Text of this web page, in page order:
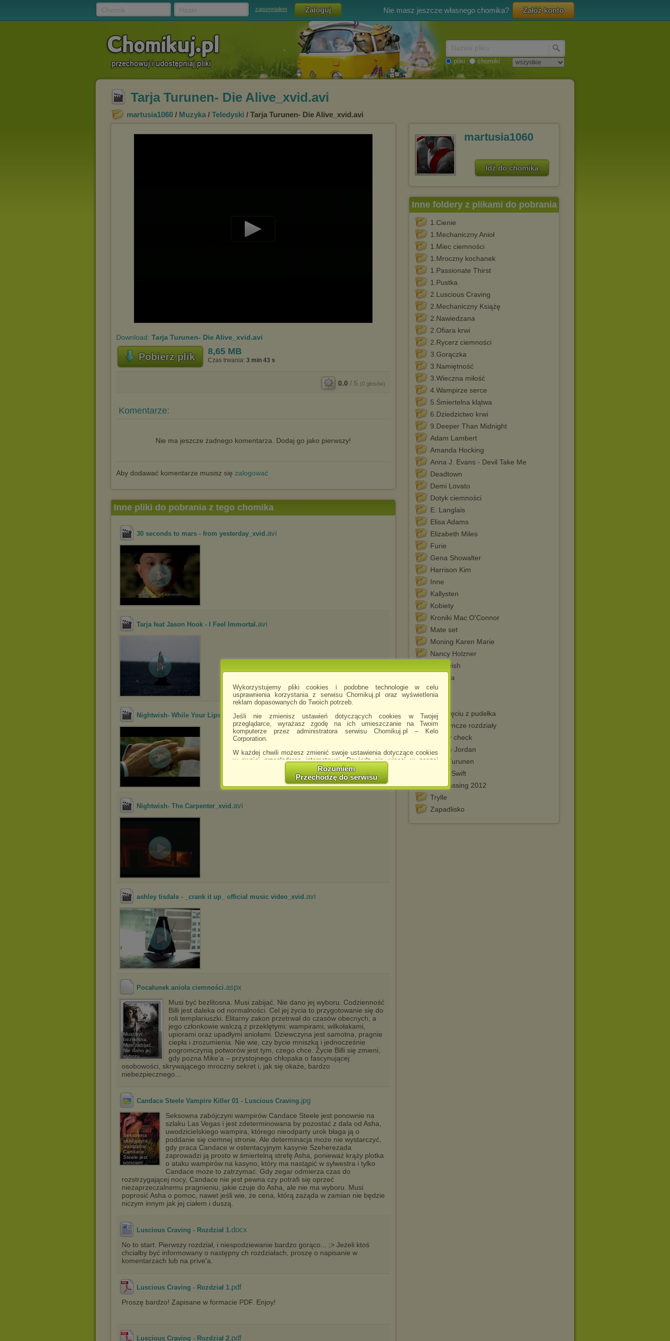
Wykorzystujemy pliki cookies i podobne technologie w celu
usprawnienia korzystania z serwisu Chomikuj.pl oraz wyświetlenia
reklam dopasowanych do Twoich potrzeb.
Jeśli nie zmienisz ustawień dotyczących cookies w Twojej
przeglądarce, wyrażasz zgodę na ich umieszczanie na Twoim
komputerze przez administratora serwisu Chomikuj.pl – Kelo
Corporation.
W każdej chwili możesz zmienić swoje ustawienia dotyczące cookies
w swojej przeglądarce internetowej. Dowiedz się więcej w naszej
http://chomikuj.pl/PolitykaPrywatnosci.aspx
Jednocześnie informujemy że zmiana ustawień przeglądarki może
spowodować ograniczenie korzystania ze strony Chomikuj.pl.
W przypadku braku twojej zgody na akceptację cookies niestety
prosimy o opuszczenie serwisu chomikuj.pl.
Zaufanych Partnerów
urządzeniu końcowym. Można również usunąć pliki cookies,
Rozumiem
Przechodzę do serwisu
zapomniałem Nie masz jeszcze własnego chomika? Załóż konto
pliki chomiki
Tarja Turunen- Die Alive_xvid.avi
martusia1060 / Muzyka / Teledyski / Tarja Turunen- Die Alive_xvid.avi
Download: Tarja Turunen- Die Alive_xvid.avi
Pobierz plik 8,65 MB
Czas trwania: 3 min 43 s
0.0 / 5 (0 głosów)
Komentarze:
Nie ma jeszcze żadnego komentarza. Dodaj go jako pierwszy!
Aby dodawać komentarze musisz się zalogować
martusia1060
Idź do chomika
Inne foldery z plikami do pobrania
1.Cienie
1.Mechaniczny Anioł
1.Miec ciemności
1.Mroczny kochanek
1.Passionate Thirst
1.Pustka
2.Luscious Craving
2.Mechaniczny Książę
2.Nawiedzana
2.Ofiara krwi
2.Rycerz ciemności
3.Gorączka
3.Namiętność
3.Wieczna miłość
4.Wampirze serce
5.Śmiertelna klątwa
6.Dziedzictwo krwi
9.Deeper Than Midnight
Adam Lambert
Amanda Hocking
Anna J. Evans - Devil Take Me
Deadtown
Demi Lovato
Dotyk ciemności
E. Langlais
Elisa Adams
Elizabeth Miles
Furie
Gena Showalter
Harrison Kim
Inne
Kallysten
Kobiety
Kroniki Mac O'Connor
Mate set
Moning Karen Marie
Nancy Holzner
Nightwish
Ognista
Oko
Po wyjęciu z pudełka
Pojedyncze rozdziały
Reality check
Sophie Jordan
Tarja Turunen
Taylor Swift
Trespassing 2012
Trylle
Zapadlisko
Inne pliki do pobrania z tego chomika
30 seconds to mars - from yesterday_xvid .avi
Tarja feat Jason Hook - I Feel Immortal .avi
Nightwish- While Your Lips Are Still Red_xvid.avi
Nightwish- The Carpenter_xvid .avi
ashley tisdale - _crank it up_ official music video_xvid .avi
Pocałunek anioła ciemności.aspx
Musi być
bezlitosna.
Musi zabijać.
Nie dano jej
wyboru. ...
Musi być bezlitosna. Musi zabijać. Nie dano jej wyboru. Codzienność
Billi jest daleka od normalności. Cel jej życia to przygotowanie się do
roli templariuszki. Elitarny zakon przetrwał do czasów obecnych, a
jego członkowie walczą z przeklętymi: wampirami, wilkołakami,
upiorami oraz upadłymi aniołami. Dziewczyna jest samotna, pragnie
ciepła i zrozumienia. Nie wie, czy bycie mniszką i jednocześnie
pogromczynią potworów jest tym, czego chce. Życie Billi się zmieni,
gdy pozna Mike’a – przystojnego chłopaka o fascynującej
osobowości, skrywającego mroczny sekret i, jak się okaże, bardzo
niebezpiecznego...
Candace Steele Vampire Killer 01 - Luscious Craving.jpg
Seksowna
zabójczyni
wampirów
Candace
Steele jest
ponowni ...
Seksowna zabójczyni wampirów Candace Steele jest ponownie na
szlaku Las Vegas i jest zdeterminowana by pozostać z dala od Asha,
uwodzicielskiego wampira, którego nieodparty urok błaga ją o
poddanie się ciemnej stronie. Ale determinacja może nie wystarczyć,
gdy praca Candace w ostentacyjnym kasynie Szeherezada
zaprowadzi ją prosto w śmiertelną strefę Asha, ponieważ krąży plotka
o ataku wampirów na kasyno, który ma nastąpić w sylwestra i tylko
Candace może to zatrzymać. Gdy zegar odmierza czas do
rozstrzygającej nocy, Candace nie jest pewna czy potrafi się oprzeć
niezaprzeczalnemu pragnieniu, jakie czuje do Asha, ale nie ma wyboru. Musi
poprosić Asha o pomoc, nawet jeśli wie, że cena, którą zażąda w zamian nie będzie
niczym innym jak jej ciałem i duszą.
Luscious Craving - Rozdział 1.docx
No to start. Pierwszy rozdział, i niespodziewanie bardzo gorąco... ;> Jeżeli ktoś
chciałby być informowany o następny ch rozdziałach, proszę o napisanie w
komentarzach lub na prive'a.
Luscious Craving - Rozdział 1.pdf
Proszę bardzo! Zapisane w formacie PDF. Enjoy!
Luscious Craving - Rozdział 2.pdf